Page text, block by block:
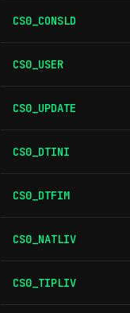
CS0_CONSLD
CS0_USER
CS0_UPDATE
CS0_DTINI
CS0_DTFIM
CS0_NATLIV
CS0_TIPLIV